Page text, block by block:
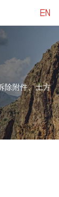
除附件、土方